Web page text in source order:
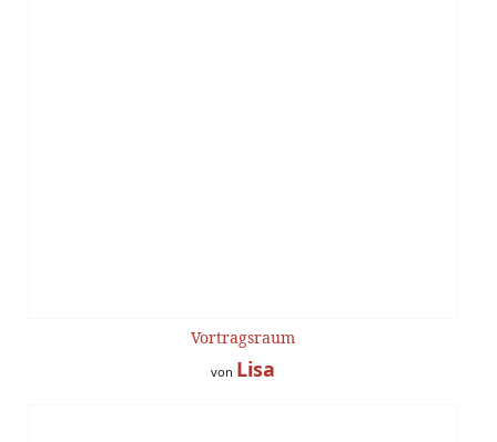
Vortragsraum
von Lisa